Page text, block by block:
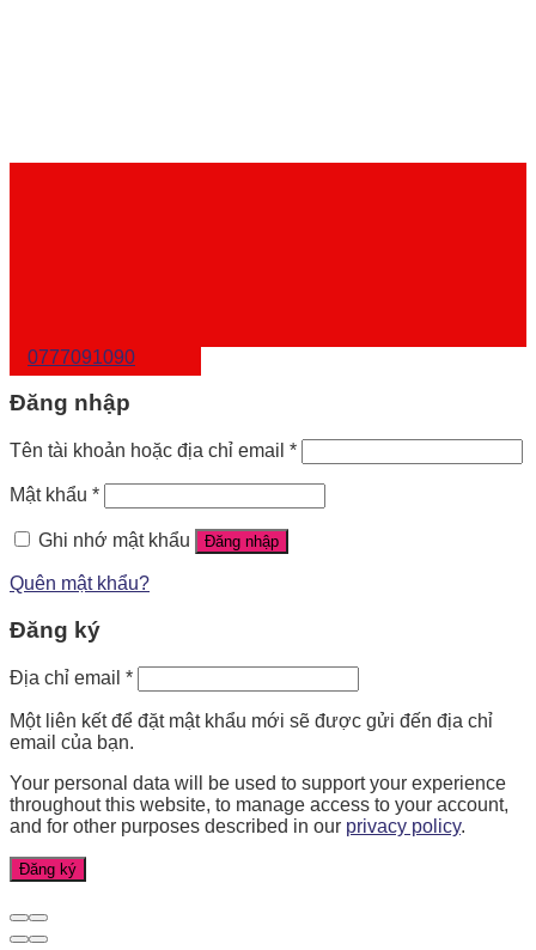
0777091090
Đăng nhập
Tên tài khoản hoặc địa chỉ email *
Mật khẩu *
Ghi nhớ mật khẩu Đăng nhập
Quên mật khẩu?
Đăng ký
Địa chỉ email *
Một liên kết để đặt mật khẩu mới sẽ được gửi đến địa chỉ
email của bạn.
Your personal data will be used to support your experience
throughout this website, to manage access to your account,
and for other purposes described in our privacy policy.
Đăng ký